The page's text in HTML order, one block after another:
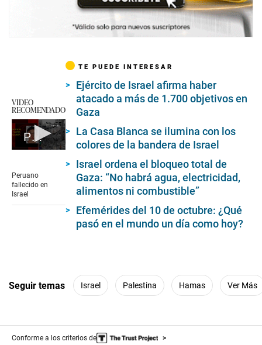
VIDEO
RECOMENDADO
Peruano fallecido en Israel
of
3
minutes,
Peruano
fallecido en
Israel
TE PUEDE INTERESAR
Ejército de Israel afirma haber
atacado a más de 1.700 objetivos en
Gaza
La Casa Blanca se ilumina con los
colores de la bandera de Israel
Israel ordena el bloqueo total de
Gaza: “No habrá agua, electricidad,
alimentos ni combustible”
Efemérides del 10 de octubre: ¿Qué
pasó en el mundo un día como hoy?
Seguir temas Israel Palestina Hamas Ver Más
Conforme a los criterios de